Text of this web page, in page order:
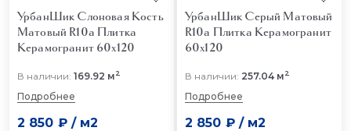
УрбанШик Слоновая Кость
Матовый R10a Плитка
Керамогранит 60x120
В наличии: 169.92 м2
Подробнее
2 850 ₽/ м2
УрбанШик Серый Матовый
R10a Плитка Керамогранит
60x120
В наличии: 257.04 м2
Подробнее
2 850 ₽/ м2